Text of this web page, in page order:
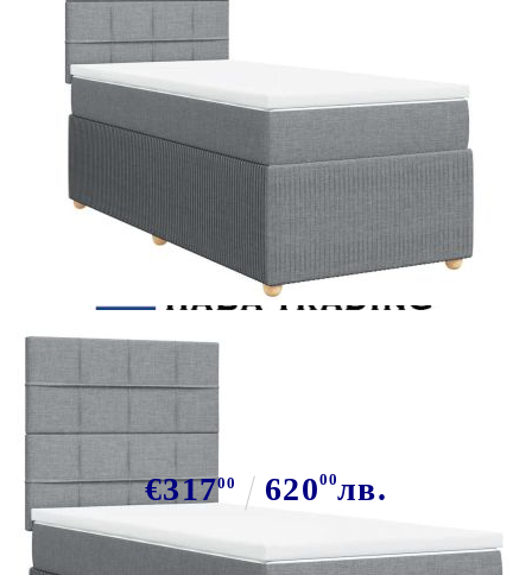
светлосива, 90x190 см, плат
€31700 62000лв.
В наличност: 23 бр.